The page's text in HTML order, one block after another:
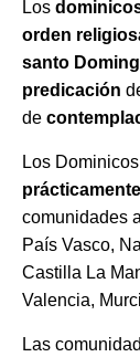
Los
orden
santo
predicación
de
Los
comunidades
País Vasco,
Castilla La
Valencia,
Las